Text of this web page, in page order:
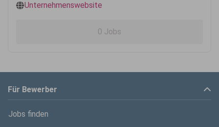
Unternehmenswebsite
0 Jobs
Für Bewerber
Jobs finden